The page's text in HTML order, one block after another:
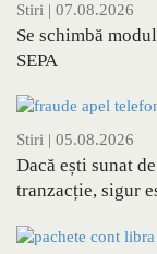
Stiri | 07.08.2026
Se schimbă
SEPA
Stiri | 05.08.2026
Dacă ești sunat
tranzacție, sigur